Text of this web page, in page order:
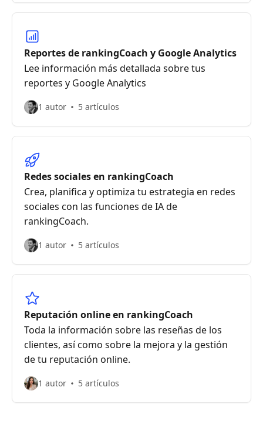
Reportes de rankingCoach y Google Analytics
Lee información más detallada sobre tus
reportes y Google Analytics
1 autor 5 artículos
Redes sociales en rankingCoach
Crea, planifica y optimiza tu estrategia en redes
sociales con las funciones de IA de
rankingCoach.
1 autor 5 artículos
Reputación online en rankingCoach
Toda la información sobre las reseñas de los
clientes, así como sobre la mejora y la gestión
de tu reputación online.
1 autor 5 artículos